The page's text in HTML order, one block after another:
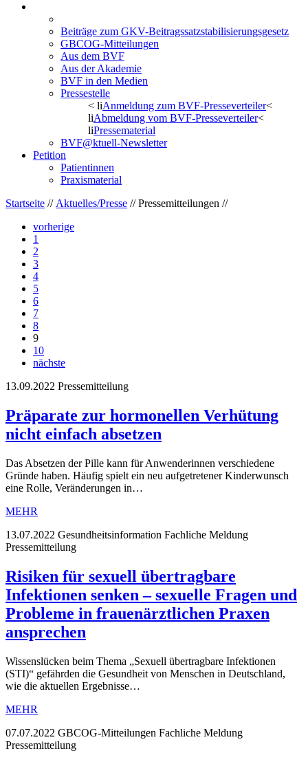
Beiträge zum GKV-Beitragssatzstabilisierungsgesetz
GBCOG-Mitteilungen
Aus dem BVF
Aus der Akademie
BVF in den Medien
Pressestelle
< liAnmeldung zum BVF-Presseverteiler<
liAbmeldung vom BVF-Presseverteiler<
liPressematerial
BVF@ktuell-Newsletter
Petition
Patientinnen
Praxismaterial
Startseite // Aktuelles/Presse // Pressemitteilungen //
vorherige
1
2
3
4
5
6
7
8
9
10
nächste
13.09.2022 Pressemitteilung
Präparate zur hormonellen Verhütung
nicht einfach absetzen
Das Absetzen der Pille kann für Anwenderinnen verschiedene
Gründe haben. Häufig spielt ein neu aufgetretener Kinderwunsch
eine Rolle, Veränderungen in…
MEHR
13.07.2022 Gesundheitsinformation Fachliche Meldung
Pressemitteilung
Risiken für sexuell übertragbare
Infektionen senken – sexuelle Fragen und
Probleme in frauenärztlichen Praxen
ansprechen
Wissenslücken beim Thema „Sexuell übertragbare Infektionen
(STI)“ gefährden die Gesundheit von Menschen in Deutschland,
wie die aktuellen Ergebnisse…
MEHR
07.07.2022 GBCOG-Mitteilungen Fachliche Meldung
Pressemitteilung